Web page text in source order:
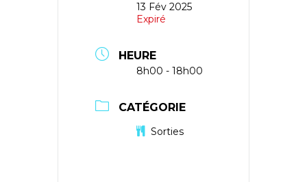
13 Fév 2025
Expiré
HEURE
8h00 - 18h00
CATÉGORIE
Sorties